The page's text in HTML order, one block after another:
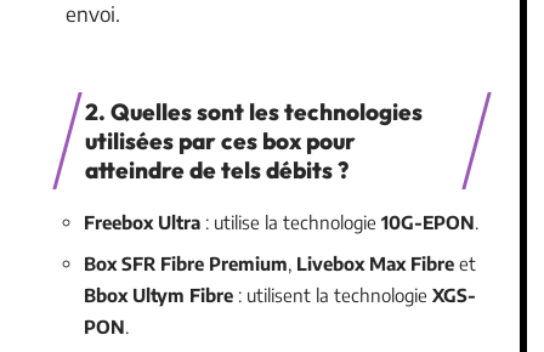
envoi.
2. Quelles sont les technologies
utilisées par ces box pour
atteindre de tels débits ?
Freebox Ultra : utilise la technologie 10G-EPON.
Box SFR Fibre Premium, Livebox Max Fibre et
Bbox Ultym Fibre : utilisent la technologie XGS-
PON.